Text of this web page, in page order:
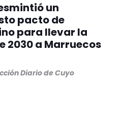
un
pacto de
para llevar la
2030 a Marruecos
Diario de Cuyo